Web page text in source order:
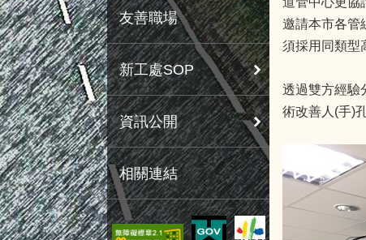
友善職場
新工處SOP
資訊公開
相關連結
邀請本市各管
須採用同類型
透過雙方經驗
術改善人(手)